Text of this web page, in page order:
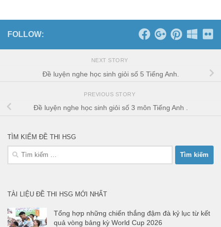
FOLLOW:
NEXT STORY
Đề luyện nghe học sinh giỏi số 5 Tiếng Anh.
PREVIOUS STORY
Đề luyện nghe học sinh giỏi số 3 môn Tiếng Anh .
TÌM KIẾM ĐỀ THI HSG
Tìm
TÀI LIỆU ĐỀ THI HSG MỚI NHẤT
Tổng hợp những chiến thắng đậm đà kỷ lục từ kết
quả vòng bảng kỳ World Cup 2026